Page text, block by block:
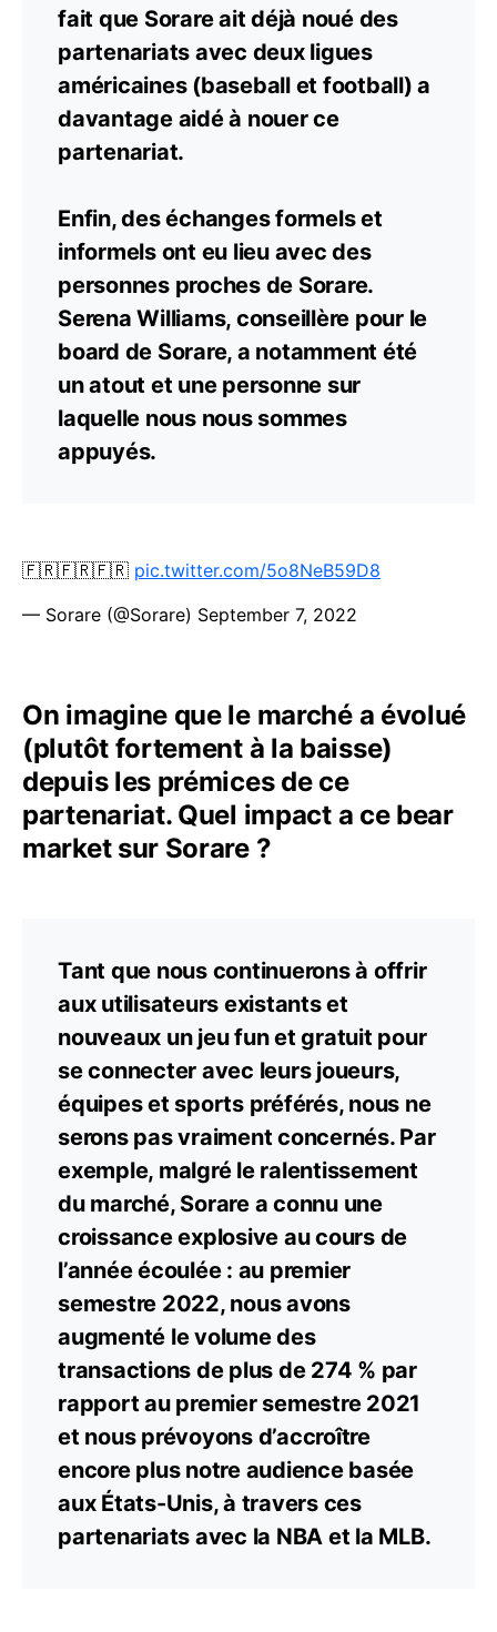
fait que Sorare ait déjà noué des
partenariats avec deux ligues
américaines (baseball et football) a
davantage aidé à nouer ce
partenariat.
Enfin, des échanges formels et
informels ont eu lieu avec des
personnes proches de Sorare.
Serena Williams, conseillère pour le
board de Sorare, a notamment été
un atout et une personne sur
laquelle nous nous sommes
appuyés.
🇫🇷🇫🇷🇫🇷 pic.twitter.com/5o8NeB59D8
— Sorare (@Sorare) September 7, 2022
On imagine que le marché a évolué
(plutôt fortement à la baisse)
depuis les prémices de ce
partenariat. Quel impact a ce bear
market sur Sorare ?
Tant que nous continuerons à offrir
aux utilisateurs existants et
nouveaux un jeu fun et gratuit pour
se connecter avec leurs joueurs,
équipes et sports préférés, nous ne
serons pas vraiment concernés. Par
exemple, malgré le ralentissement
du marché, Sorare a connu une
croissance explosive au cours de
l’année écoulée : au premier
semestre 2022, nous avons
augmenté le volume des
transactions de plus de 274 % par
rapport au premier semestre 2021
et nous prévoyons d’accroître
encore plus notre audience basée
aux États-Unis, à travers ces
partenariats avec la NBA et la MLB.